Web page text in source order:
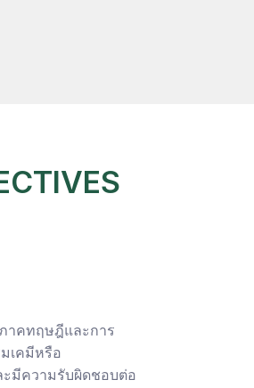
าคทฤษฎีและการ
เคมีหรือ
ะมีความรับผิดชอบต่อ